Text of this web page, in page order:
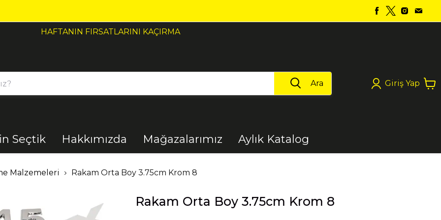
HAFTANIN FIRSATLARINI KAÇIRMA
Ara Giriş Yap
Bahçe Banyo
Elektrik
Elektrikli Aletler
Seçtik Hakkımızda Mağazalarımız Aylık Katalog
Malzemeleri Rakam Orta Boy 3.75cm Krom 8
Rakam Orta Boy 3.75cm Krom 8